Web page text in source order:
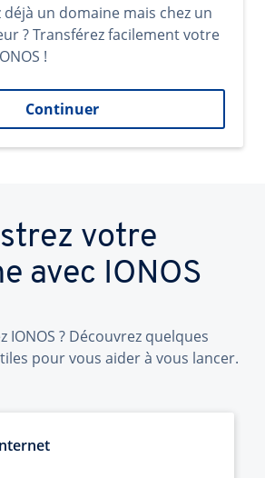
déjà un domaine mais chez un
? Transférez facilement votre
!
Continuer
votre
avec IONOS
IONOS ? Découvrez quelques
pour vous aider à vous lancer.